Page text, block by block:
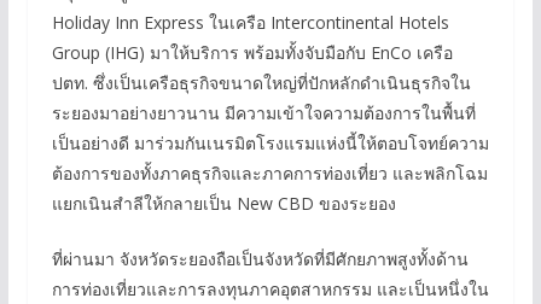
Holiday Inn Express ในเครือ Intercontinental Hotels
Group (IHG) มาให้บริการ พร้อมทั้งจับมือกับ EnCo เครือ
ปตท. ซึ่งเป็นเครือธุรกิจขนาดใหญ่ที่ปักหลักดำเนินธุรกิจใน
ระยองมาอย่างยาวนาน มีความเข้าใจความต้องการในพื้นที่
เป็นอย่างดี มาร่วมกันเนรมิตโรงแรมแห่งนี้ให้ตอบโจทย์ความ
ต้องการของทั้งภาคธุรกิจและภาคการท่องเที่ยว และพลิกโฉม
แยกเนินสำลีให้กลายเป็น New CBD ของระยอง
ที่ผ่านมา จังหวัดระยองถือเป็นจังหวัดที่มีศักยภาพสูงทั้งด้าน
การท่องเที่ยวและการลงทุนภาคอุตสาหกรรม และเป็นหนึ่งใน